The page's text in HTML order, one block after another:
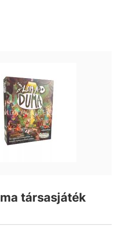
társasjáték